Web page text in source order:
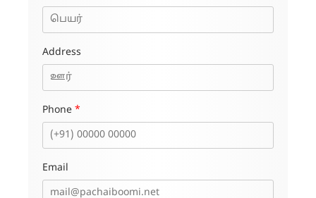
Address
Phone *
Email